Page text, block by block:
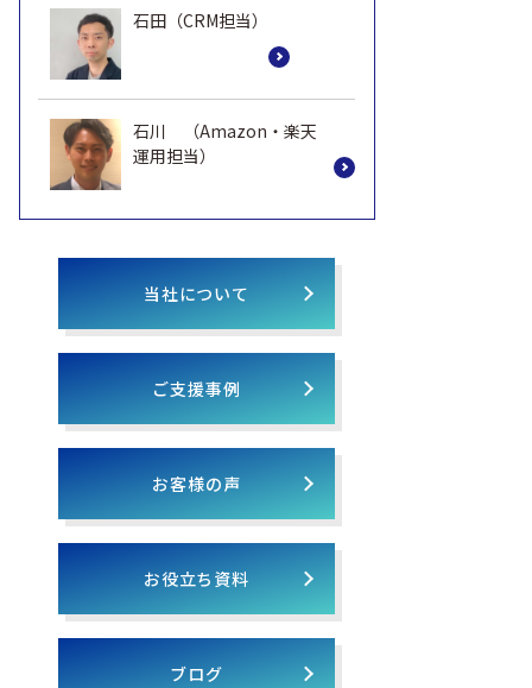
石田（CRM担当）
石川 （Amazon・楽天
運用担当）
当社について
ご支援事例
お客様の声
お役立ち資料
ブログ